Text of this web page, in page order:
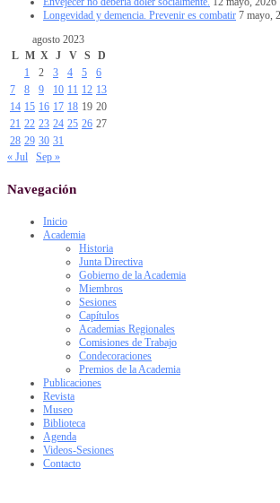
Longevidad y demencia. Prevenir es combatir 7 mayo,
agosto 2023
L M X J V S
D
1
2 3 4 5
6
7
8 9 10 11 12 13
14 15 16 17 18 19 20
21 22 23 24 25 26 27
28 29 30 31
« Jul
Sep »
Navegación
Inicio
Academia
Historia
Junta Directiva
Gobierno de la Academia
Miembros
Sesiones
Capítulos
Academias Regionales
Comisiones de Trabajo
Condecoraciones
Premios de la Academia
Publicaciones
Revista
Museo
Biblioteca
Agenda
Videos-Sesiones
Contacto